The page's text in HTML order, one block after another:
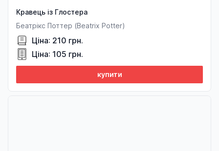
Кравець із Глостера
Беатрікс Поттер (Beatrix Potter)
Ціна: 210 грн.
Ціна: 105 грн.
купити